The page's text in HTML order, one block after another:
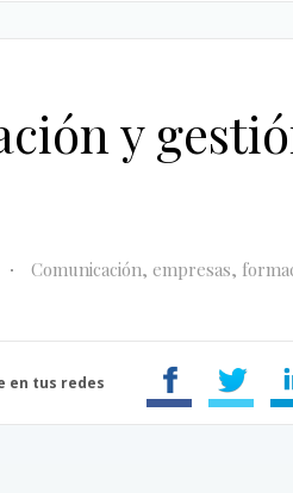
y
Comunicación,empresas,
en tus redes